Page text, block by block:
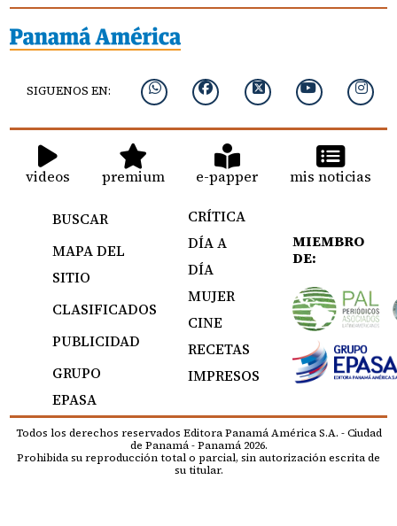
SIGUENOS EN:
videos premium e-papper mis noticias
BUSCAR
MAPA DEL
SITIO
CLASIFICADOS
PUBLICIDAD
GRUPO
EPASA
CRÍTICA
DÍA A
DÍA
MUJER
CINE
RECETAS
IMPRESOS
MIEMBRO
DE:
Todos los derechos reservados Editora Panamá América S.A. - Ciudad
de Panamá - Panamá 2026.
Prohibida su reproducción total o parcial, sin autorización escrita de
su titular.